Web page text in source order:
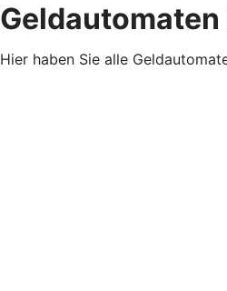
Hier haben Sie alle